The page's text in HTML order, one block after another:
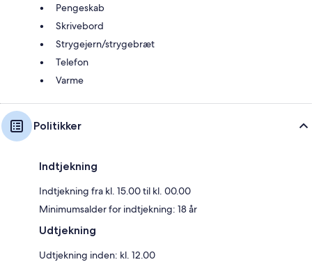
Pengeskab
Skrivebord
Strygejern/strygebræt
Telefon
Varme
Politikker
Indtjekning
Indtjekning fra kl. 15.00 til kl. 00.00
Minimumsalder for indtjekning: 18 år
Udtjekning
Udtjekning inden: kl. 12.00